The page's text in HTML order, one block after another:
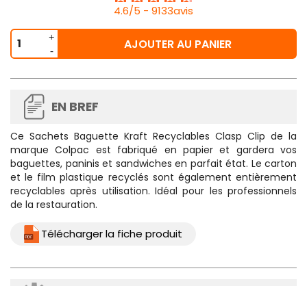
4.6/5 - 9133avis
AJOUTER AU PANIER
EN BREF
Ce Sachets Baguette Kraft Recyclables Clasp Clip de la
marque Colpac est fabriqué en papier et gardera vos
baguettes, paninis et sandwiches en parfait état. Le carton
et le film plastique recyclés sont également entièrement
recyclables après utilisation. Idéal pour les professionnels
de la restauration.
Télécharger la fiche produit